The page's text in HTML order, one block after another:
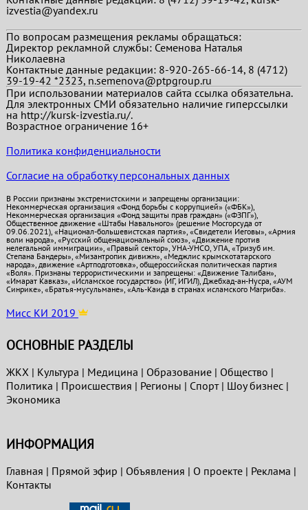
izvestia@yandex.ru
По вопросам размещения рекламы обращаться:
Директор рекламной службы: Семенова Наталья
Николаевна
Контактные данные редакции: 8-920-265-66-14, 8 (4712)
39-19-42 *2323, n.semenova@ptpgroup.ru
При использовании материалов сайта ссылка обязательна.
Для электронных СМИ обязательно наличие гиперссылки
на http://kursk-izvestia.ru/.
Возрастное ограничение 16+
Политика конфиденциальности
Согласие на обработку персональных данных
В России признаны экстремистскими и запрещены организации:
Некоммерческая организация «Фонд борьбы с коррупцией» («ФБК»),
Некоммерческая организация «Фонд защиты прав граждан» («ФЗПГ»),
Общественное движение «Штабы Навального» (решение Мосгорсуда от
09.06.2021), «Национал-большевистская партия», «Свидетели Иеговы», «Армия
воли народа», «Русский общенациональный союз», «Движение против
нелегальной иммиграции», «Правый сектор», УНА-УНСО, УПА, «Тризуб им.
Степана Бандеры», «Мизантропик дивижн», «Меджлис крымскотатарского
народа», движение «Артподготовка», общероссийская политическая партия
«Воля». Признаны террористическими и запрещены: «Движение Талибан»,
«Имарат Кавказ», «Исламское государство» (ИГ, ИГИЛ), Джебхад-ан-Нусра, «АУМ
Синрике», «Братья-мусульмане», «Аль-Каида в странах исламского Магриба».
Мисс КИ 2019
ОСНОВНЫЕ РАЗДЕЛЫ
ЖКХ | Культура | Медицина | Образование| Общество |
Политика | Проиcшествия | Регионы | Спорт| Шоу бизнес|
Экономика
ИНФОРМАЦИЯ
Главная | Прямой эфир | Объявления | О проекте| Реклама |
Контакты